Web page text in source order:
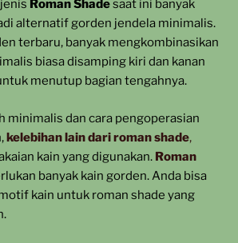
jenis Roman Shadesaat ini banyak
alternatif gorden jendela minimalis.
terbaru, banyak mengkombinasikan
biasa disamping kiri dan kanan
menutup bagian tengahnya.
minimalis dan cara pengoperasian
kelebihan lain dari roman shade,
kain yang digunakan. Roman
banyak kain gorden. Anda bisa
kain untuk roman shade yang